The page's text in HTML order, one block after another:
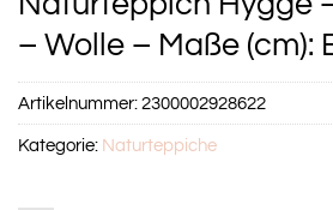
– Wolle – Maße (cm):
Artikelnummer:2300002928622
Kategorie: Naturteppiche